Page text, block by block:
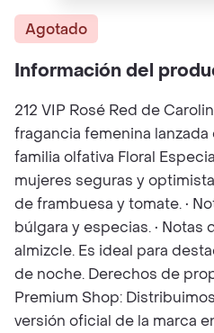
Agotado
Información del
212 VIP Rosé Red de
fragancia femenina lanzada
familia olfativa Floral
mujeres seguras y
de frambuesa y tomate. •
búlgara y especias. • Notas
almizcle. Es ideal para
de noche. Derechos de
Premium Shop:
versión oficial de la marca